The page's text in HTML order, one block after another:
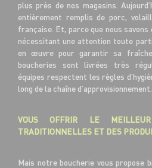
plus près de nos magasins.
entièrement remplis de porc,
française. Et, parce que nous
nécessitant une attention toute
en œuvre pour garantir sa
boucheries sont livrées très
équipes respectent les règles
long de la chaîne d’approvisionnement.
VOUS OFFRIR LE
TRADITIONNELLES ET DES
Mais notre boucherie vous propose